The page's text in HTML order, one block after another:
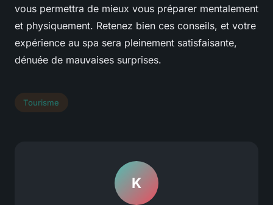
vous permettra de mieux vous préparer mentalement
et physiquement. Retenez bien ces conseils, et votre
expérience au spa sera pleinement satisfaisante,
dénuée de mauvaises surprises.
Tourisme
K